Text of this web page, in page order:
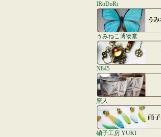
IRoDoRi
うみねこ博物堂
N845
窯人
硝子工房 YUKI